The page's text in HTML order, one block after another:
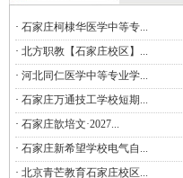
· 石家庄柯棣华医学中等专...
· 北方职教【石家庄校区】...
· 河北同仁医学中等专业学...
· 石家庄万通技工学校短期...
· 石家庄歆培文·2027...
· 石家庄新希望学校电气自...
· 北京青芒教育石家庄校区...